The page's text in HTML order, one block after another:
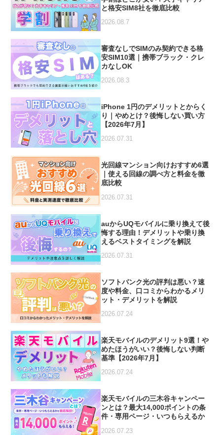
と格安SIM8社を徹底比較
2026.08.7
審査なしでSIMのみ契約できる格
安SIM10選｜携帯ブラック・クレ
カなしOK
2026.08.3
iPhone 1円のデメリットとからく
り｜やめとけ？後悔しない買い方
【2026年7月】
2026.07.31
光回線マンション向けおすすめ6選
｜使える回線の調べ方と料金を徹
底比較
2026.07.31
auからUQモバイルに乗り換えて後
悔する理由！デメリットや乗り換
えるベストタイミングを解説
2026.07.31
ソフトバンク光の評判は悪い？速
度や料金、口コミからわかるメリ
ット・デメリットを解説
2026.07.24
楽天モバイルのデメリット9選！や
めたほうがいい？後悔しない判断
基準【2026年7月】
2026.07.24
楽天モバイルの三木谷キャンペー
ンとは？最大14,000ポイントの条
件・専用ページ・いつもらえるか
2026.07.23